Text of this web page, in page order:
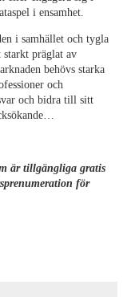
i ensamhet.
i samhället och tygla
starkt präglat av
behövs starka
och
och bidra till sitt
är tillgängliga gratis
för